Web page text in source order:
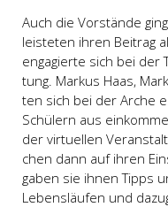
Auch die Vor­stän­de
leis­te­ten ihren Bei­trag
enga­gier­te sich bei der
tung. Mar­kus Haas,
ten sich bei der Arche
Schü­lern aus
der vir­tu­el­len
chen dann auf ihren
gaben sie ihnen Tipps
Lebens­läu­fen und